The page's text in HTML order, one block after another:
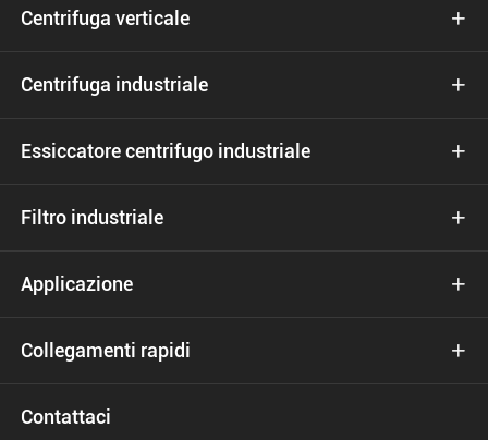
Centrifuga verticale 
Centrifuga industriale 
Essiccatore centrifugo industriale 
Filtro industriale 
Applicazione 
Collegamenti rapidi 
Contattaci